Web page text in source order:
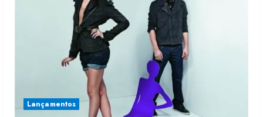
Lançamentos
2
Fakini prevê R$345 milhões de
receita em 2026
4 de agosto de 2026